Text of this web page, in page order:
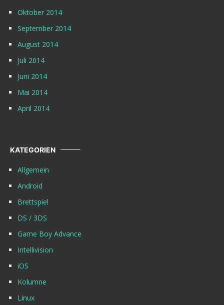
Oktober 2014
September 2014
August 2014
Juli 2014
Juni 2014
Mai 2014
April 2014
KATEGORIEN
Allgemein
Android
Brettspiel
DS / 3DS
Game Boy Advance
Intellivision
iOS
Kolumne
Linux